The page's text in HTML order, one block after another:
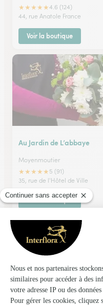
★★★★★4.6 (124)
44, rue Anatole France
Voir la boutique
Au Jardin de L’abbaye
Moyenmoutier
★★★★★ 5 (91)
35, rue de l'Hôtel de Ville
Voir la boutique